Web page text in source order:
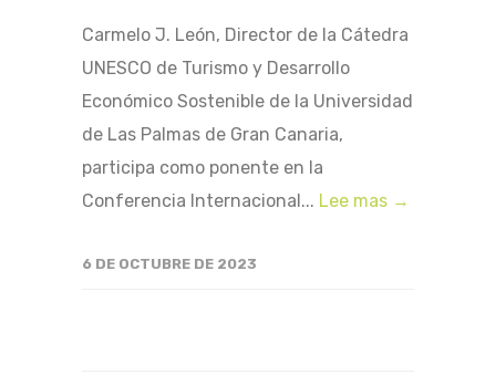
Carmelo J. León, Director de la Cátedra
UNESCO de Turismo y Desarrollo
Económico Sostenible de la Universidad
de Las Palmas de Gran Canaria,
participa como ponente en la
Conferencia Internacional... Lee mas →
6 DE OCTUBRE DE 2023